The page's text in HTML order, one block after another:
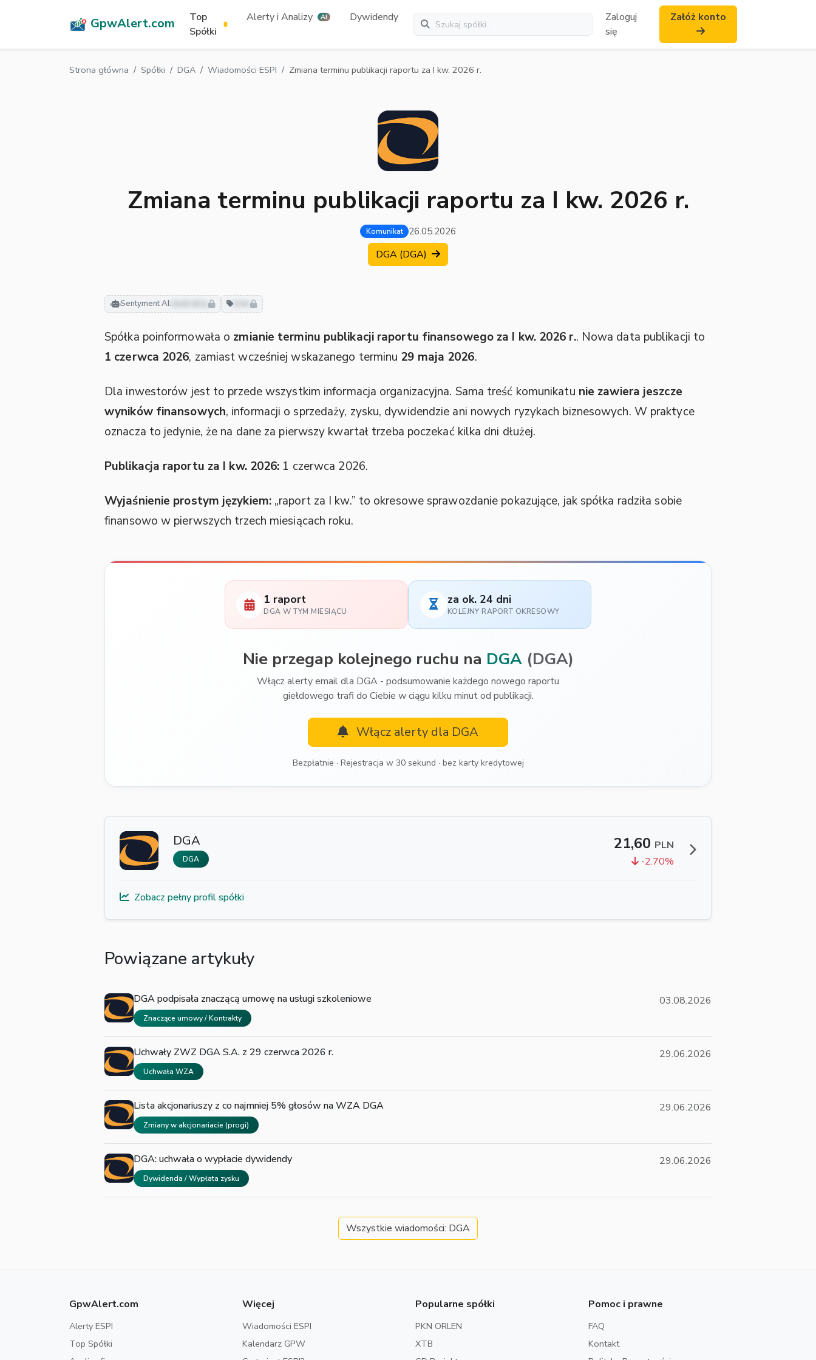
GpwAlert.com
Top
Spółki
Alerty i Analizy AI Dywidendy
Zaloguj
się
Załóż konto
Strona główna Spółki DGA Wiadomości ESPI Zmiana terminu publikacji raportu za I kw. 2026 r.
Zmiana terminu publikacji raportu za I kw. 2026 r.
Komunikat 26.05.2026
DGA (DGA)
Sentyment AI: neutralny inne
Spółka poinformowała o zmianie terminu publikacji raportu finansowego za I kw. 2026 r.. Nowa data publikacji to
1 czerwca 2026, zamiast wcześniej wskazanego terminu 29 maja 2026.
Dla inwestorów jest to przede wszystkim informacja organizacyjna. Sama treść komunikatu nie zawiera jeszcze
wyników finansowych, informacji o sprzedaży, zysku, dywidendzie ani nowych ryzykach biznesowych. W praktyce
oznacza to jedynie, że na dane za pierwszy kwartał trzeba poczekać kilka dni dłużej.
Publikacja raportu za I kw. 2026: 1 czerwca 2026.
Wyjaśnienie prostym językiem:„raport za I kw.” to okresowe sprawozdanie pokazujące, jak spółka radziła sobie
finansowo w pierwszych trzech miesiącach roku.
1 raport
DGA W TYM MIESIĄCU
za ok. 24 dni
KOLEJNY RAPORT OKRESOWY
Nie przegap kolejnego ruchu na DGA (DGA)
Włącz alerty email dla DGA - podsumowanie każdego nowego raportu
giełdowego trafi do Ciebie w ciągu kilku minut od publikacji.
Włącz alerty dla DGA
Bezpłatnie · Rejestracja w 30 sekund · bez karty kredytowej
DGA
DGA
21,60 PLN
-2.70%
Zobacz pełny profil spółki
Powiązane artykuły
DGA podpisała znaczącą umowę na usługi szkoleniowe
Znaczące umowy / Kontrakty
03.08.2026
Uchwały ZWZ DGA S.A. z 29 czerwca 2026 r.
Uchwała WZA
29.06.2026
Lista akcjonariuszy z co najmniej 5% głosów na WZA DGA
Zmiany w akcjonariacie (progi)
29.06.2026
DGA: uchwała o wypłacie dywidendy
Dywidenda / Wypłata zysku
29.06.2026
Wszystkie wiadomości: DGA
GpwAlert.com
Alerty ESPI
Top Spółki
Więcej
Wiadomości ESPI
Kalendarz GPW
Popularne spółki
PKN ORLEN
XTB
Pomoc i prawne
FAQ
Kontakt